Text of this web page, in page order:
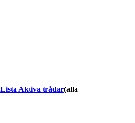
Lista Aktiva trådar(alla